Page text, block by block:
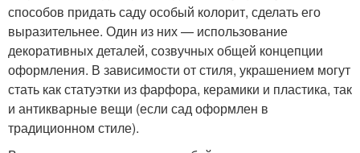
способов придать саду особый колорит, сделать его
выразительнее. Один из них — использование
декоративных деталей, созвучных общей концепции
оформления. В зависимости от стиля, украшением могут
стать как статуэтки из фарфора, керамики и пластика, так
и антикварные вещи (если сад оформлен в
традиционном стиле).